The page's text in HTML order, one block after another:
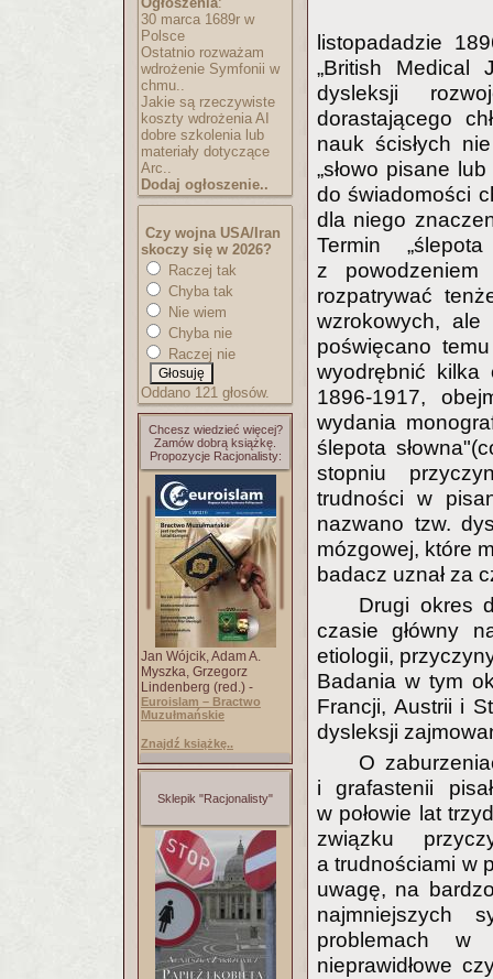
30 marca 1689r w
Polsce
Ostatnio rozważam
wdrożenie Symfonii w
chmu..
Jakie są rzeczywiste
koszty wdrożenia AI
dobre szkolenia lub
materiały dotyczące
Arc..
Dodaj ogłoszenie..
Czy wojna USA/Iran
skoczy się w 2026?
Raczej tak
Chyba tak
Nie wiem
Chyba nie
Raczej nie
Oddano 121 głosów.
Chcesz wiedzieć więcej?
Zamów dobrą książkę.
Propozycje Racjonalisty:
Jan Wójcik, Adam A.
Myszka, Grzegorz
Lindenberg (red.) -
Euroislam – Bractwo
Muzułmańskie
Znajdź książkę..
Sklepik "Racjonalisty"
listopadadzie
„British Medical
dysleksji
dorastającego
nauk ścisłych
„słowo pisane
do świadomości
dla niego
Termin
z
rozpatrywać
wzrokowych,
poświęcano
wyodrębnić
1896-1917,
wydania
ślepota
stopniu
trudności w
nazwano tzw.
mózgowej, które
badacz uznał za
Drugi okres
czasie główny
etiologii,
Badania w tym
Francji, Austrii i
dysleksji
O
i grafastenii
w połowie lat
związku
a trudnościami w
uwagę, na
najmniejszych
problemach w
nieprawidłowe